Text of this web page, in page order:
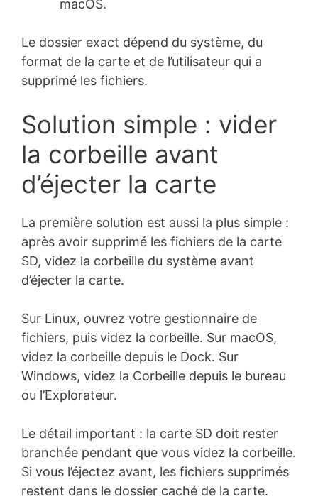
macOS.
Le dossier exact dépend du système, du
format de la carte et de l’utilisateur qui a
supprimé les fichiers.
Solution simple : vider
la corbeille avant
d’éjecter la carte
La première solution est aussi la plus simple :
après avoir supprimé les fichiers de la carte
SD, videz la corbeille du système avant
d’éjecter la carte.
Sur Linux, ouvrez votre gestionnaire de
fichiers, puis videz la corbeille. Sur macOS,
videz la corbeille depuis le Dock. Sur
Windows, videz la Corbeille depuis le bureau
ou l’Explorateur.
Le détail important : la carte SD doit rester
branchée pendant que vous videz la corbeille.
Si vous l’éjectez avant, les fichiers supprimés
restent dans le dossier caché de la carte.